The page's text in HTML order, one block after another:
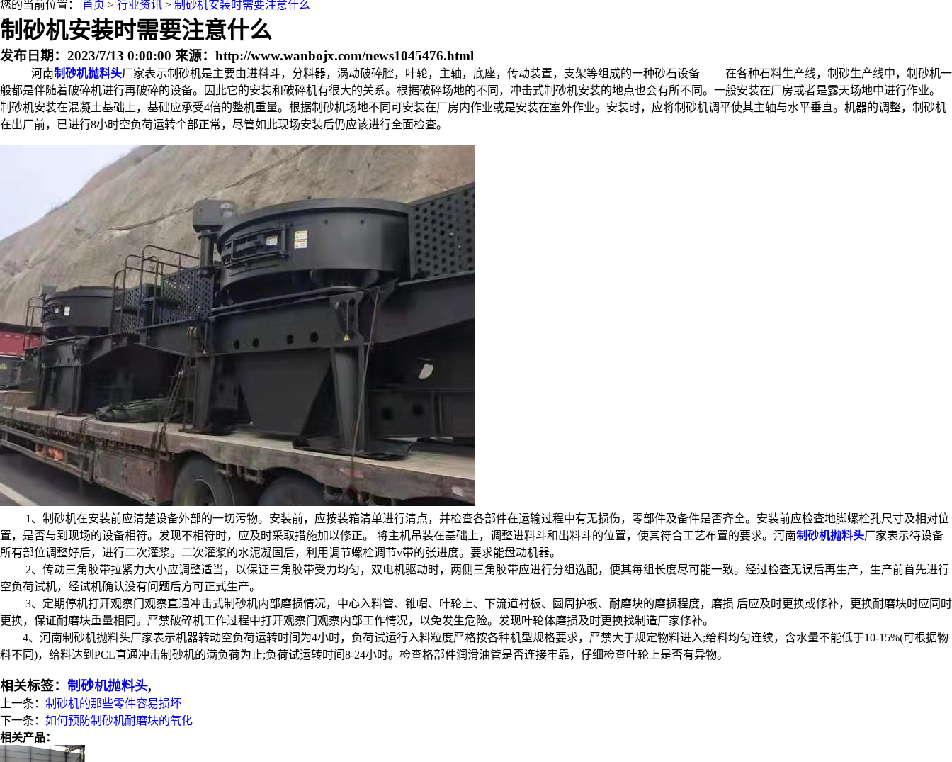
您的当前位置： 首页 > 行业资讯 > 制砂机安装时需要注意什么
制砂机安装时需要注意什么
发布日期： 2023/7/13 0:00:00 来源： http://www.wanbojx.com/news1045476.html
河南制砂机抛料头厂家表示制砂机是主要由进料斗，分料器，涡动破碎腔，叶轮，主轴，底座，传动装置，支架等组成的一种砂石设备 在各种石料生产线，制砂生产线中，制砂机一
般都是伴随着破碎机进行再破碎的设备。因此它的安装和破碎机有很大的关系。根据破碎场地的不同，冲击式制砂机安装的地点也会有所不同。一般安装在厂房或者是露天场地中进行作业。
制砂机安装在混凝土基础上，基础应承受4倍的整机重量。根据制砂机场地不同可安装在厂房内作业或是安装在室外作业。安装时，应将制砂机调平使其主轴与水平垂直。机器的调整，制砂机
在出厂前，已进行8小时空负荷运转个部正常，尽管如此现场安装后仍应该进行全面检查。
1、制砂机在安装前应清楚设备外部的一切污物。安装前，应按装箱清单进行清点，并检查各部件在运输过程中有无损伤，零部件及备件是否齐全。安装前应检查地脚螺栓孔尺寸及相对位
置，是否与到现场的设备相符。发现不相符时，应及时采取措施加以修正。 将主机吊装在基础上，调整进料斗和出料斗的位置，使其符合工艺布置的要求。 河南制砂机抛料头厂家表示待设备
所有部位调整好后，进行二次灌浆。二次灌浆的水泥凝固后，利用调节螺栓调节v带的张进度。要求能盘动机器。
2、传动三角胶带拉紧力大小应调整适当，以保证三角胶带受力均匀，双电机驱动时，两侧三角胶带应进行分组选配，便其每组长度尽可能一致。经过检查无误后再生产，生产前首先进行
空负荷试机，经试机确认没有问题后方可正式生产。
3、定期停机打开观察门观察直通冲击式制砂机内部磨损情况，中心入料管、锥帽、叶轮上、下流道衬板、圆周护板、耐磨块的磨损程度，磨损 后应及时更换或修补，更换耐磨块时应同时
更换，保证耐磨块重量相同。严禁破碎机工作过程中打开观察门观察内部工作情况，以免发生危险。发现叶轮体磨损及时更换找制造厂家修补。
4、 河南制砂机抛料头厂家表示机器转动空负荷运转时间为4小时，负荷试运行入料粒度严格按各种机型规格要求，严禁大于规定物料进入;给料均匀连续，含水量不能低于10-15%(可根据物
料不同)，给料达到PCL直通冲击制砂机的满负荷为止;负荷试运转时间8-24小时。检查格部件润滑油管是否连接牢靠，仔细检查叶轮上是否有异物。
相关标签： 制砂机抛料头,
上一条： 制砂机的那些零件容易损坏
下一条： 如何预防制砂机耐磨块的氧化
相关产品：